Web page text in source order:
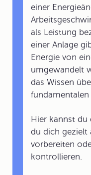
einer
als Leistung
einer Anlage
Energie von
umgewandelt
das Wissen
fundamentalen
Hier kannst du
du dich gezielt
vorbereiten
kontrollieren.